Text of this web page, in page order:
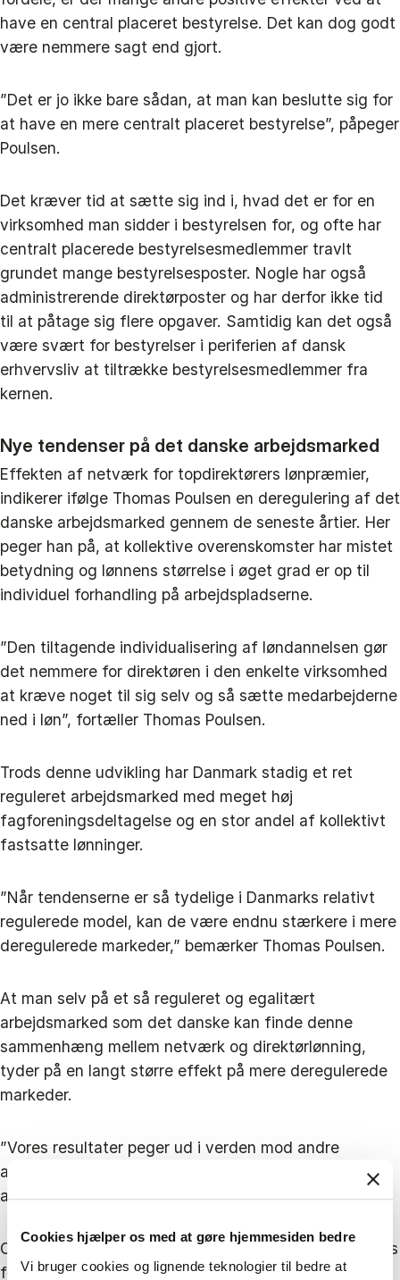
Cookies hjælper os med at gøre hjemmesiden bedre
Vi bruger cookies og lignende teknologier til bedre at
have en central placeret bestyrelse. Det kan dog godt
være nemmere sagt end gjort.
”Det er jo ikke bare sådan, at man kan beslutte sig for
at have en mere centralt placeret bestyrelse”, påpeger
Poulsen.
Det kræver tid at sætte sig ind i, hvad det er for en
virksomhed man sidder i bestyrelsen for, og ofte har
centralt placerede bestyrelsesmedlemmer travlt
grundet mange bestyrelsesposter. Nogle har også
administrerende direktørposter og har derfor ikke tid
til at påtage sig flere opgaver. Samtidig kan det også
være svært for bestyrelser i periferien af dansk
erhvervsliv at tiltrække bestyrelsesmedlemmer fra
kernen.
Nye tendenser på det danske arbejdsmarked
Effekten af netværk for topdirektørers lønpræmier,
indikerer ifølge Thomas Poulsen en deregulering af det
danske arbejdsmarked gennem de seneste årtier. Her
peger han på, at kollektive overenskomster har mistet
betydning og lønnens størrelse i øget grad er op til
individuel forhandling på arbejdspladserne.
”Den tiltagende individualisering af løndannelsen gør
det nemmere for direktøren i den enkelte virksomhed
at kræve noget til sig selv og så sætte medarbejderne
ned i løn”, fortæller Thomas Poulsen.
Trods denne udvikling har Danmark stadig et ret
reguleret arbejdsmarked med meget høj
fagforeningsdeltagelse og en stor andel af kollektivt
fastsatte lønninger.
”Når tendenserne er så tydelige i Danmarks relativt
regulerede model, kan de være endnu stærkere i mere
deregulerede markeder,” bemærker Thomas Poulsen.
At man selv på et så reguleret og egalitært
arbejdsmarked som det danske kan finde denne
sammenhæng mellem netværk og direktørlønning,
tyder på en langt større effekt på mere deregulerede
markeder.
”Vores resultater peger ud i verden mod andre
arbejdsmarkedssystemer og ledelsessystemer”,
afslutter Thomas Poulsen.
Om bestyrelser i sidste ende vælger at betale fuld pris
for topkandidaten, bør ifølge forskeren fortsat være